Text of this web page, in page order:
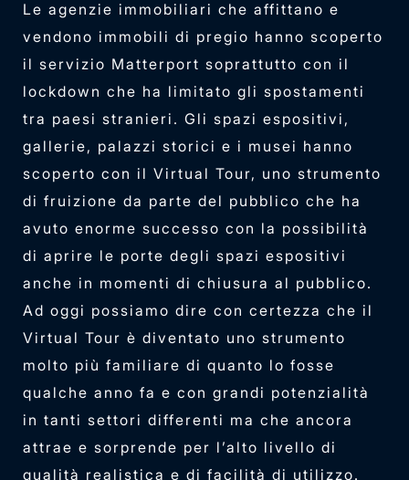
Le agenzie immobiliari che affittano e
vendono immobili di pregio hanno scoperto
il servizio Matterport soprattutto con il
lockdown che ha limitato gli spostamenti
tra paesi stranieri. Gli spazi espositivi,
gallerie, palazzi storici e i musei hanno
scoperto con il Virtual Tour, uno strumento
di fruizione da parte del pubblico che ha
avuto enorme successo con la possibilità
di aprire le porte degli spazi espositivi
anche in momenti di chiusura al pubblico.
Ad oggi possiamo dire con certezza che il
Virtual Tour è diventato uno strumento
molto più familiare di quanto lo fosse
qualche anno fa e con grandi potenzialità
in tanti settori differenti ma che ancora
attrae e sorprende per l’alto livello di
qualità realistica e di facilità di utilizzo.